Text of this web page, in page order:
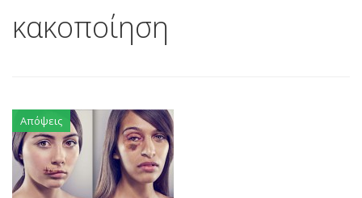
κακοποίηση
Απόψεις